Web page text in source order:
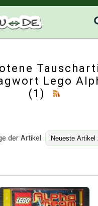
Lego
(1)
der Artikel